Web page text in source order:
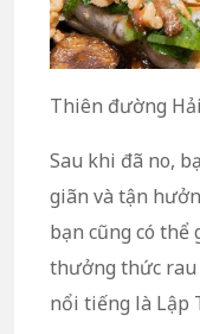
Thiên đường
Sau khi đã no,
giãn và tận
bạn cũng có thể
thưởng thức rau
nổi tiếng là Lập